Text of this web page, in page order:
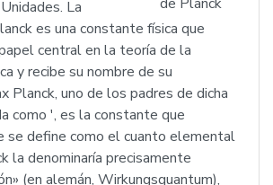
La
es una constante física que
central en la teoría de la
y recibe su nombre de su
Planck, uno de los padres de dicha
como ', es la constante que
se define como el cuanto elemental
la denominaría precisamente
(en alemán, Wirkungsquantum),